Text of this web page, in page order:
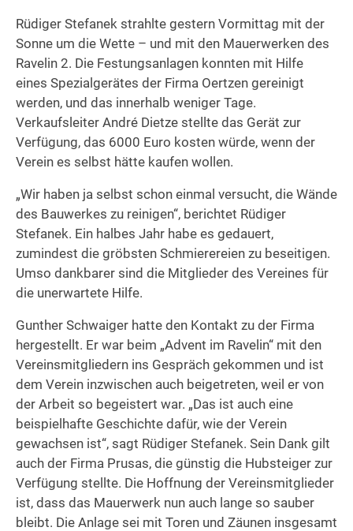
Rüdiger Stefanek strahlte gestern Vormittag mit der
Sonne um die Wette – und mit den Mauerwerken des
Ravelin 2. Die Festungsanlagen konnten mit Hilfe
eines Spezialgerätes der Firma Oertzen gereinigt
werden, und das innerhalb weniger Tage.
Verkaufsleiter André Dietze stellte das Gerät zur
Verfügung, das 6000 Euro kosten würde, wenn der
Verein es selbst hätte kaufen wollen.
„Wir haben ja selbst schon einmal versucht, die Wände
des Bauwerkes zu reinigen“, berichtet Rüdiger
Stefanek. Ein halbes Jahr habe es gedauert,
zumindest die gröbsten Schmierereien zu beseitigen.
Umso dankbarer sind die Mitglieder des Vereines für
die unerwartete Hilfe.
Gunther Schwaiger hatte den Kontakt zu der Firma
hergestellt. Er war beim „Advent im Ravelin“ mit den
Vereinsmitgliedern ins Gespräch gekommen und ist
dem Verein inzwischen auch beigetreten, weil er von
der Arbeit so begeistert war. „Das ist auch eine
beispielhafte Geschichte dafür, wie der Verein
gewachsen ist“, sagt Rüdiger Stefanek. Sein Dank gilt
auch der Firma Prusas, die günstig die Hubsteiger zur
Verfügung stellte. Die Hoffnung der Vereinsmitglieder
ist, dass das Mauerwerk nun auch lange so sauber
bleibt. Die Anlage sei mit Toren und Zäunen insgesamt